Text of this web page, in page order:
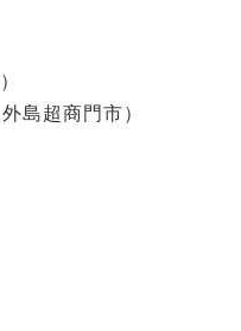
島超商門市）